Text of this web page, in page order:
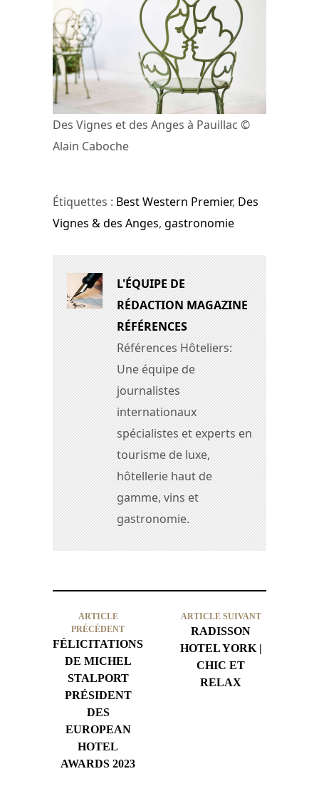
Des Vignes et des Anges à Pauillac ©
Alain Caboche
Étiquettes : Best Western Premier, Des
Vignes & des Anges, gastronomie
L'ÉQUIPE DE
RÉDACTION MAGAZINE
RÉFÉRENCES
Références Hôteliers:
Une équipe de
journalistes
internationaux
spécialistes et experts en
tourisme de luxe,
hôtellerie haut de
gamme, vins et
gastronomie.
ARTICLE
PRÉCÉDENT
FÉLICITATIONS
DE MICHEL
STALPORT
PRÉSIDENT
DES
EUROPEAN
HOTEL
AWARDS 2023
ARTICLE SUIVANT
RADISSON
HOTEL YORK |
CHIC ET
RELAX